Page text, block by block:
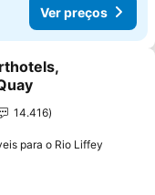
Ver preços
aos favoritos
14.416
para o Rio Liffey